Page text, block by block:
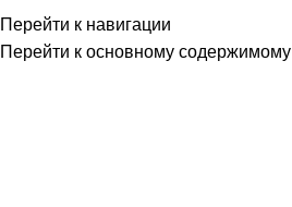
Перейти к навигации
Перейти к основному содержимому